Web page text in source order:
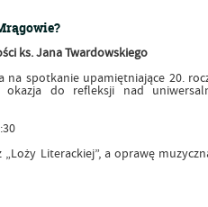
ks. Jana Twardowskiego
na spotkanie upamiętniające 20.
do refleksji nad
Literackiej”, a oprawę